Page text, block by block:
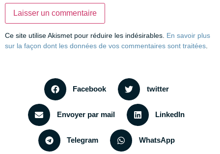
Ce site utilise Akismet pour réduire les indésirables. En savoir plus
sur la façon dont les données de vos commentaires sont traitées.
Facebook twitter
Envoyer par mail LinkedIn
Telegram WhatsApp